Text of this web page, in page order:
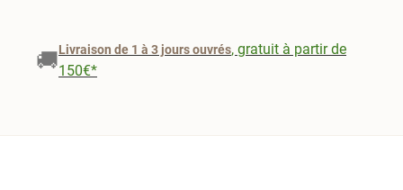
🚚Livraison de 1 à 3 jours ouvrés, gratuit à partir de
150€*